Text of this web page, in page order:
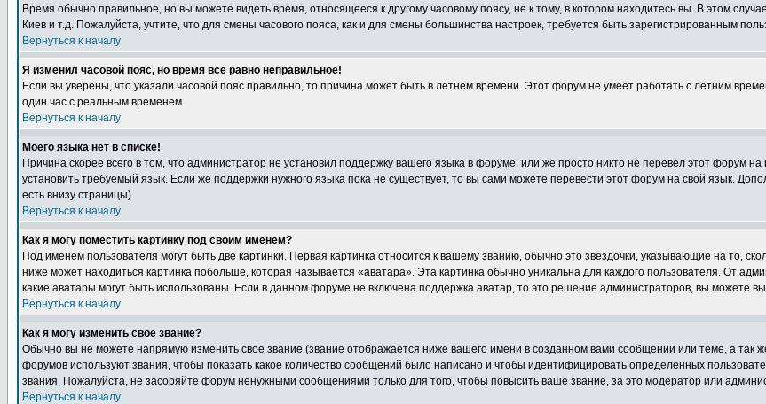
Время обычно правильное, но вы можете видеть время, относящееся к другому часовому поясу, не к тому, в котором находитесь вы. В этом
Киев и т.д. Пожалуйста, учтите, что для смены часового пояса, как и для смены большинства настроек, требуется быть зарегистрированным
Вернуться к началу
Я изменил часовой пояс, но время все равно неправильное!
Если вы уверены, что указали часовой пояс правильно, то причина может быть в летнем времени. Этот форум не умеет работать с летним
один час с реальным временем.
Вернуться к началу
Моего языка нет в списке!
Причина скорее всего в том, что администратор не установил поддержку вашего языка в форуме, или же просто никто не перевёл этот форум
установить требуемый язык. Если же поддержки нужного языка пока не существует, то вы сами можете перевести этот форум на свой язык.
есть внизу страницы)
Вернуться к началу
Как я могу поместить картинку под своим именем?
Под именем пользователя могут быть две картинки. Первая картинка относится к вашему званию, обычно это звёздочки, указывающие на то,
ниже может находиться картинка побольше, которая называется «аватара». Эта картинка обычно уникальна для каждого пользователя. От
какие аватары могут быть использованы. Если в данном форуме не включена поддержка аватар, то это решение администраторов, вы можете
Вернуться к началу
Как я могу изменить свое звание?
Обычно вы не можете напрямую изменить свое звание (звание отображается ниже вашего имени в созданном вами сообщении или теме, а так
форумов используют звания, чтобы показать какое количество сообщений было написано и чтобы идентифицировать определенных
звания. Пожалуйста, не засоряйте форум ненужными сообщениями только для того, чтобы повысить ваше звание, за это модератор или
Вернуться к началу